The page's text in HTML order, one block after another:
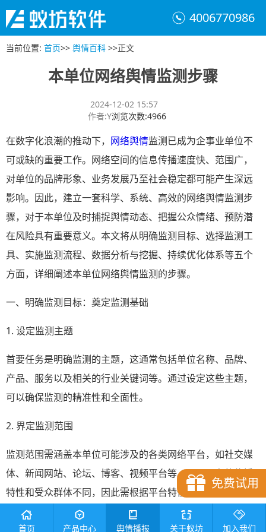
4006770986
当前位置: 首页>> 舆情百科 >>正文
本单位网络舆情监测步骤
2024-12-02 15:57
作者:Y浏览次数:4966
在数字化浪潮的推动下， 网络舆情监测已成为企事业单位不
可或缺的重要工作。网络空间的信息传播速度快、范围广，
对单位的品牌形象、业务发展乃至社会稳定都可能产生深远
影响。因此，建立一套科学、系统、高效的网络舆情监测步
骤，对于本单位及时捕捉舆情动态、把握公众情绪、预防潜
在风险具有重要意义。本文将从明确监测目标、选择监测工
具、实施监测流程、数据分析与挖掘、持续优化体系等五个
方面，详细阐述本单位网络舆情监测的步骤。
一、明确监测目标：奠定监测基础
1. 设定监测主题
首要任务是明确监测的主题，这通常包括单位名称、品牌、
产品、服务以及相关的行业关键词等。通过设定这些主题，
可以确保监测的精准性和全面性。
2. 界定监测范围
监测范围需涵盖本单位可能涉及的各类网络平台，如社交媒
体、新闻网站、论坛、博客、视频平台等。不同平台的传播
特性和受众群体不同，因此需根据平台特性调整监测策略。
3. 确定监测周期
免费试用
首页 产品中心 舆情播报 关于蚁坊 加入我们